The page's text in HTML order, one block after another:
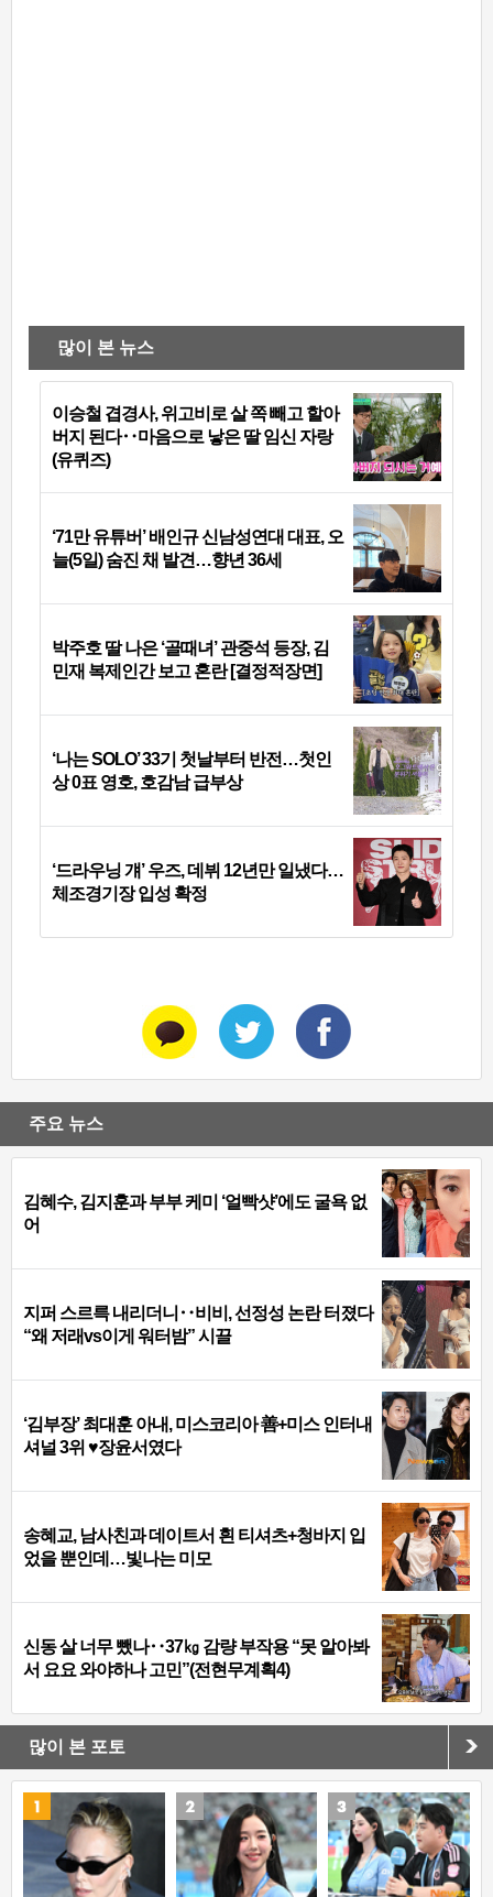
많이 본 뉴스
이승철 겹경사, 위고비로 살 쪽 빼고 할아
버지 된다‥마음으로 낳은 딸 임신 자랑
(유퀴즈)
‘71만 유튜버’ 배인규 신남성연대 대표, 오
늘(5일) 숨진 채 발견…향년 36세
박주호 딸 나은 ‘골때녀’ 관중석 등장, 김
민재 복제인간 보고 혼란 [결정적장면]
‘나는 SOLO’ 33기 첫날부터 반전…첫인
상 0표 영호, 호감남 급부상
‘드라우닝 걔’ 우즈, 데뷔 12년만 일냈다…
체조경기장 입성 확정
주요 뉴스
김혜수, 김지훈과 부부 케미 ‘얼빡샷’에도 굴욕 없
어
지퍼 스르륵 내리더니‥비비, 선정성 논란 터졌다
“왜 저래vs이게 워터밤” 시끌
‘김부장’ 최대훈 아내, 미스코리아 善+미스 인터내
셔널 3위 ♥장윤서였다
송혜교, 남사친과 데이트서 흰 티셔츠+청바지 입
었을 뿐인데…빛나는 미모
신동 살 너무 뺐나‥37㎏ 감량 부작용 “못 알아봐
서 요요 와야하나 고민”(전현무계획4)
많이 본 포토